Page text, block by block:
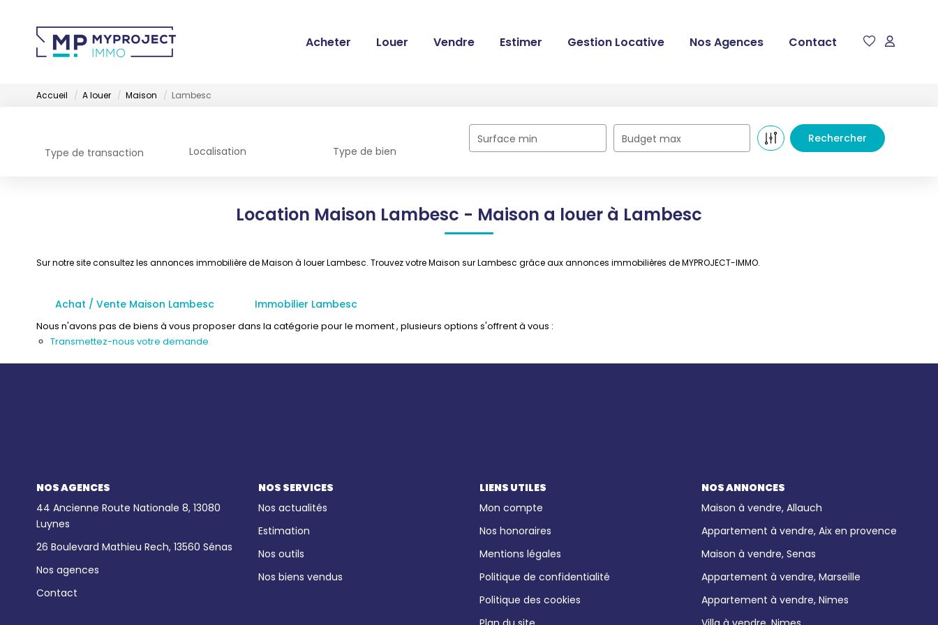
Acheter Louer Vendre Estimer Gestion Locative Nos Agences Contact
Accueil A louer Maison Lambesc
Type de transaction Localisation Type de bien
Surface min Budget max
Location Maison Lambesc - Maison a louer à Lambesc
Sur notre site consultez les annonces immobilière de Maison à louer Lambesc. Trouvez votre Maison sur Lambesc grâce aux annonces immobilières de MYPROJECT-IMMO.
Achat / Vente Maison Lambesc Immobilier Lambesc
Nous n'avons pas de biens à vous proposer dans la catégorie pour le moment , plusieurs options s'offrent à vous :
Transmettez-nous votre demande
NOS AGENCES
44 Ancienne Route Nationale 8, 13080
Luynes
26 Boulevard Mathieu Rech, 13560 Sénas
Nos agences
Contact
NOS SERVICES
Nos actualités
Estimation
Nos outils
Nos biens vendus
LIENS UTILES
Mon compte
Nos honoraires
Mentions légales
Politique de confidentialité
Politique des cookies
NOS ANNONCES
Maison à vendre, Allauch
Appartement à vendre, Aix en provence
Maison à vendre, Senas
Appartement à vendre, Marseille
Appartement à vendre, Nimes